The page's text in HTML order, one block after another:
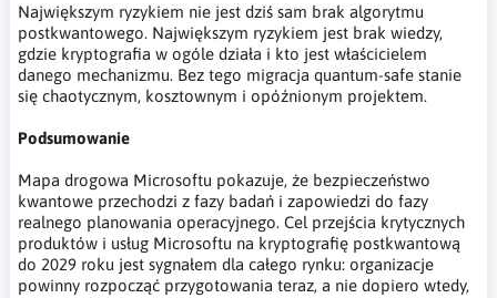
Największym ryzykiem nie jest dziś sam brak algorytmu
postkwantowego. Największym ryzykiem jest brak wiedzy,
gdzie kryptografia w ogóle działa i kto jest właścicielem
danego mechanizmu. Bez tego migracja quantum-safe stanie
się chaotycznym, kosztownym i opóźnionym projektem.
Podsumowanie
Mapa drogowa Microsoftu pokazuje, że bezpieczeństwo
kwantowe przechodzi z fazy badań i zapowiedzi do fazy
realnego planowania operacyjnego. Cel przejścia krytycznych
produktów i usług Microsoftu na kryptografię postkwantową
do 2029 roku jest sygnałem dla całego rynku: organizacje
powinny rozpocząć przygotowania teraz, a nie dopiero wtedy,